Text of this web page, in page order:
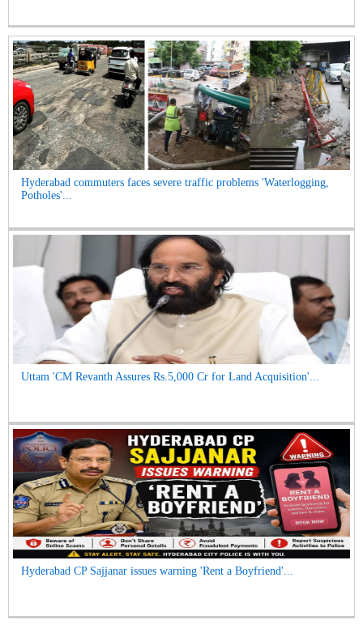
Hyderabad commuters faces severe traffic problems 'Waterlogging,
Potholes'...
Uttam 'CM Revanth Assures Rs.5,000 Cr for Land Acquisition'...
Hyderabad CP Sajjanar issues warning 'Rent a Boyfriend'...